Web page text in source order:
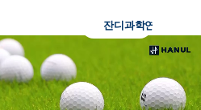
잔디과학연구소